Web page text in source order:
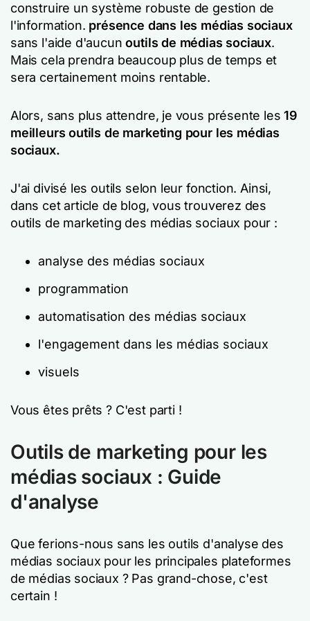
construire un système robuste de gestion de
l'information. présence dans les médias sociaux
sans l'aide d'aucunoutils de médias sociaux.
Mais cela prendra beaucoup plus de temps et
sera certainement moins rentable.
Alors, sans plus attendre, je vous présente les19
meilleurs outils de marketing pour les médias
sociaux.
J'ai divisé les outils selon leur fonction. Ainsi,
dans cet article de blog, vous trouverez des
outils de marketing des médias sociaux pour :
analyse des médias sociaux
programmation
automatisation des médias sociaux
l'engagement dans les médias sociaux
visuels
Vous êtes prêts ? C'est parti !
Outils de marketing pour les
médias sociaux : Guide
d'analyse
Que ferions-nous sans les outils d'analyse des
médias sociaux pour les principales plateformes
de médias sociaux ? Pas grand-chose, c'est
certain !